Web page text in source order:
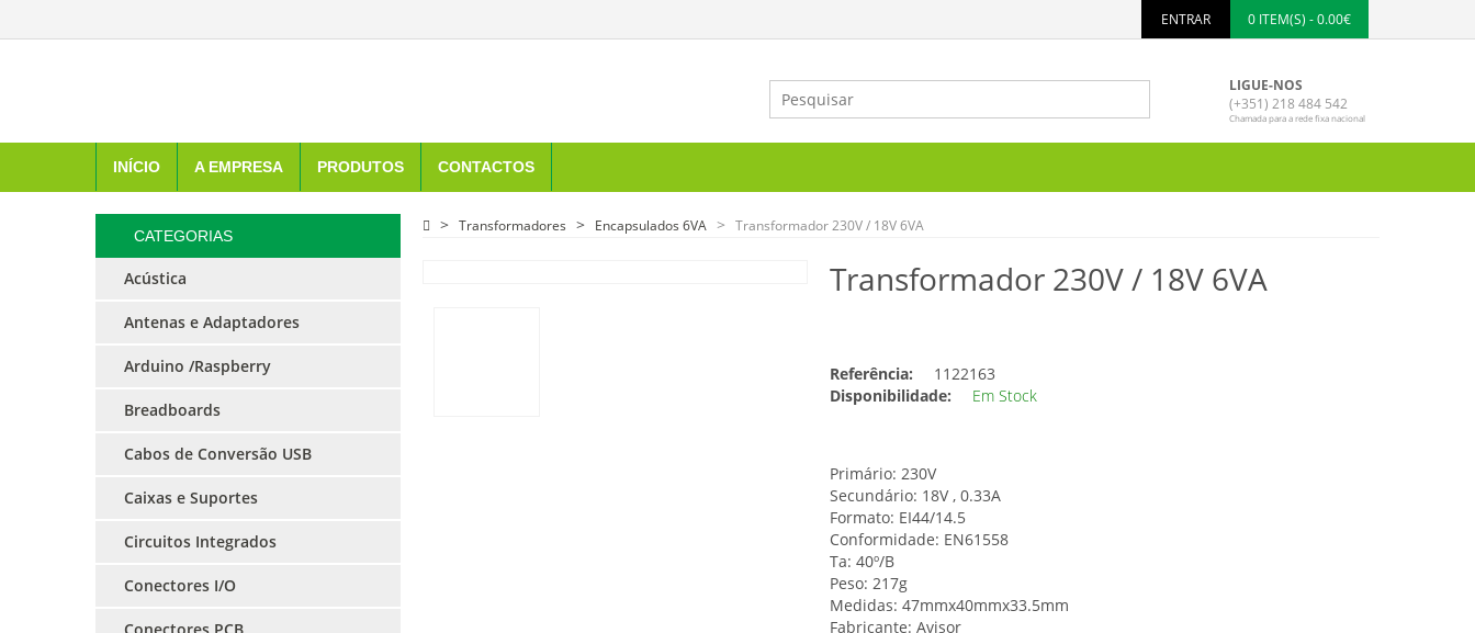
ENTRAR 0 ITEM(S) - 0.00€
LIGUE-NOS
(+351) 218 484 542
Chamada para a rede fixa nacional
INÍCIO A EMPRESA PRODUTOS CONTACTOS
CATEGORIAS
Acústica
Antenas e Adaptadores
Arduino /Raspberry
Breadboards
Cabos de Conversão USB
Caixas e Suportes
Circuitos Integrados
Conectores I/O
Transformadores Encapsulados 6VA Transformador 230V / 18V 6VA
Transformador 230V / 18V 6VA
Referência:
1122163
Disponibilidade:
Em Stock
Primário: 230V
Secundário: 18V , 0.33A
Formato: EI44/14.5
Conformidade: EN61558
Ta: 40º/B
Peso: 217g
Medidas: 47mmx40mmx33.5mm
Fabricante: Avisor